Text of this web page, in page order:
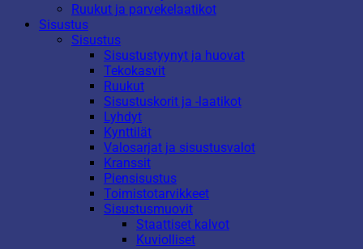
Ruukut ja parvekelaatikot
Sisustus
Sisustus
Sisustustyynyt ja huovat
Tekokasvit
Ruukut
Sisustuskorit ja -laatikot
Lyhdyt
Kynttilät
Valosarjat ja sisustusvalot
Kranssit
Piensisustus
Toimistotarvikkeet
Sisustusmuovit
Staattiset kalvot
Kuviolliset